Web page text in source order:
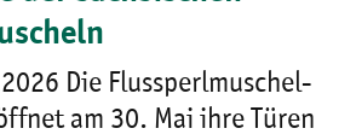
Die Flussperlmuschel-
am 30. Mai ihre Türen